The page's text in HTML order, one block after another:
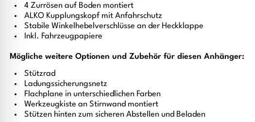
4 Zurrösen auf Boden montiert
ALKO Kupplungskopf mit Anfahrschutz
Stabile Winkelhebelverschlüsse an der Heckklappe
Inkl. Fahrzeugpapiere
Mögliche weitere Optionen und Zubehör für diesen Anhänger:
Stützrad
Ladungssicherungsnetz
Flachplane in unterschiedlichen Farben
Werkzeugkiste an Stirnwand montiert
Stützen hinten zum sicheren Abstellen und Beladen